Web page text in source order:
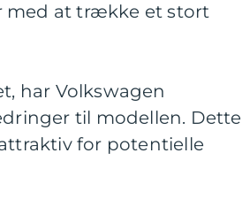
med at trække et stort
har Volkswagen
til modellen. Dette
for potentielle